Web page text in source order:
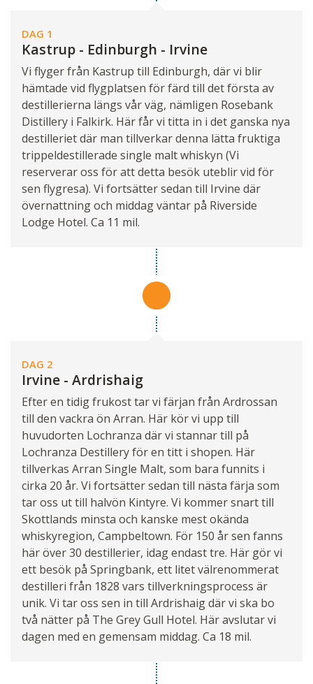
DAG 1
Kastrup - Edinburgh - Irvine
Vi flyger från Kastrup till Edinburgh, där vi blir
hämtade vid flygplatsen för färd till det första av
destillerierna längs vår väg, nämligen Rosebank
Distillery i Falkirk. Här får vi titta in i det ganska nya
destilleriet där man tillverkar denna lätta fruktiga
trippeldestillerade single malt whiskyn (Vi
reserverar oss för att detta besök uteblir vid för
sen flygresa). Vi fortsätter sedan till Irvine där
övernattning och middag väntar på Riverside
Lodge Hotel. Ca 11 mil.
DAG 2
Irvine - Ardrishaig
Efter en tidig frukost tar vi färjan från Ardrossan
till den vackra ön Arran. Här kör vi upp till
huvudorten Lochranza där vi stannar till på
Lochranza Destillery för en titt i shopen. Här
tillverkas Arran Single Malt, som bara funnits i
cirka 20 år. Vi fortsätter sedan till nästa färja som
tar oss ut till halvön Kintyre. Vi kommer snart till
Skottlands minsta och kanske mest okända
whiskyregion, Campbeltown. För 150 år sen fanns
här över 30 destillerier, idag endast tre. Här gör vi
ett besök på Springbank, ett litet välrenommerat
destilleri från 1828 vars tillverkningsprocess är
unik. Vi tar oss sen in till Ardrishaig där vi ska bo
två nätter på The Grey Gull Hotel. Här avslutar vi
dagen med en gemensam middag. Ca 18 mil.